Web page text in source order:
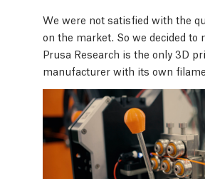
We were not satisfied with the
on the market. So we decided to
Prusa Research is the only 3D
manufacturer with its own